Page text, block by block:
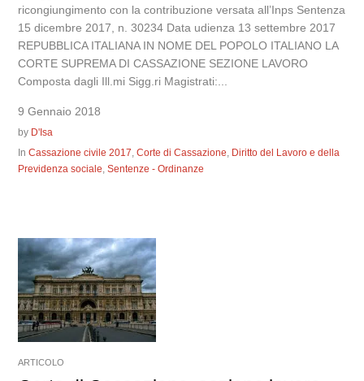
ricongiungimento con la contribuzione versata all’Inps Sentenza
15 dicembre 2017, n. 30234 Data udienza 13 settembre 2017
REPUBBLICA ITALIANA IN NOME DEL POPOLO ITALIANO LA
CORTE SUPREMA DI CASSAZIONE SEZIONE LAVORO
Composta dagli Ill.mi Sigg.ri Magistrati:...
9 Gennaio 2018
by D'Isa
InCassazione civile 2017,Corte di Cassazione, Diritto del Lavoro e della
Previdenza sociale,Sentenze - Ordinanze
ARTICOLO